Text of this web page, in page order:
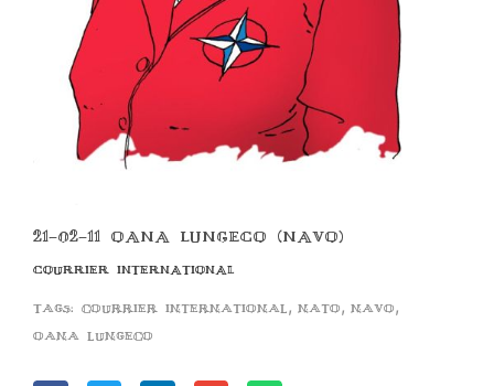
21-02-11 OANA LUNGECO (NAVO)
COURRIER INTERNATIONAL
Tags: courrier international , nato , navo ,
oana lungeco